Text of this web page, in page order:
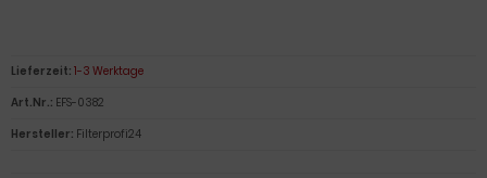
Lieferzeit: 1-3 Werktage
Art.Nr.: EFS-0382
Hersteller: Filterprofi24